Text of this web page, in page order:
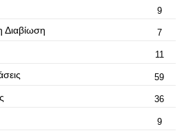
9
Διαβίωση 7
11
59
36
9